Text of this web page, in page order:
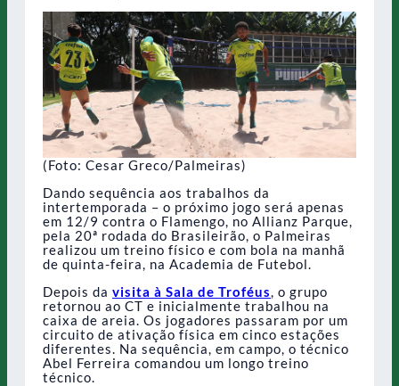
(Foto: Cesar Greco/Palmeiras)
Dando sequência aos trabalhos da
intertemporada – o próximo jogo será apenas
em 12/9 contra o Flamengo, no Allianz Parque,
pela 20ª rodada do Brasileirão, o Palmeiras
realizou um treino físico e com bola na manhã
de quinta-feira, na Academia de Futebol.
Depois da visita à Sala de Troféus, o grupo
retornou ao CT e inicialmente trabalhou na
caixa de areia. Os jogadores passaram por um
circuito de ativação física em cinco estações
diferentes. Na sequência, em campo, o técnico
Abel Ferreira comandou um longo treino
técnico.